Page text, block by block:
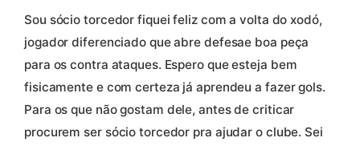
Sou sócio torcedor fiquei feliz com a volta do xodó,
jogador diferenciado que abre defesae boa peça
para os contra ataques. Espero que esteja bem
fisicamente e com certeza já aprendeu a fazer gols.
Para os que não gostam dele, antes de criticar
procurem ser sócio torcedor pra ajudar o clube. Sei